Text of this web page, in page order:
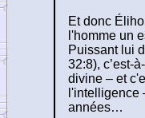
Et donc
l'homme un
Puissant lui
32:8), c’est-
divine – et
l'intelligence
années…